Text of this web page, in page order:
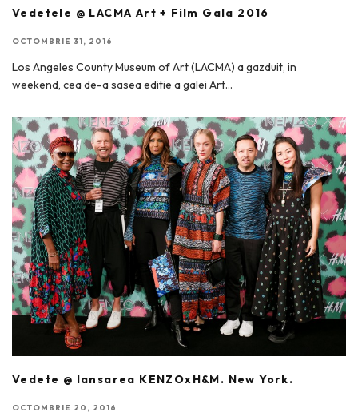
Vedetele @ LACMA Art + Film Gala 2016
OCTOMBRIE 31, 2016
Los Angeles County Museum of Art (LACMA) a gazduit, in
weekend, cea de-a sasea editie a galei Art...
Vedete @ lansarea KENZOxH&M. New York.
OCTOMBRIE 20, 2016